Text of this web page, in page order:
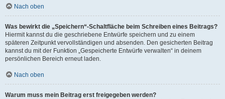
Nach oben
Was bewirkt die „Speichern“-Schaltfläche beim Schreiben eines Beitrags?
Hiermit kannst du die geschriebene Entwürfe speichern und zu einem
späteren Zeitpunkt vervollständigen und absenden. Den gesicherten Beitrag
kannst du mit der Funktion „Gespeicherte Entwürfe verwalten“ in deinem
persönlichen Bereich erneut laden.
Nach oben
Warum muss mein Beitrag erst freigegeben werden?